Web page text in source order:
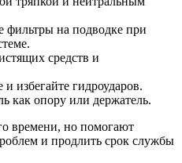
фильтры на подводке при
средств и
избегайте гидроударов.
как опору или держатель.
времени, но помогают
и продлить срок службы